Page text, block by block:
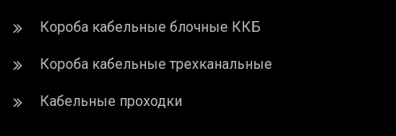
Короба кабельные блочные ККБ
Короба кабельные трехканальные
Кабельные проходки